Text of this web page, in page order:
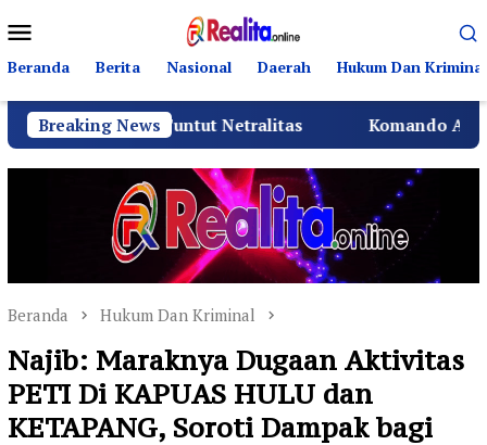
ke
kontenMobile
Beranda Berita Nasional Daerah Hukum Dan Kriminal
Breaking News
Tuntut Netralitas Komando Angkatan Laut I
Beranda Hukum Dan Kriminal
Najib: Maraknya Dugaan Aktivitas
PETI Di KAPUAS HULU dan
KETAPANG, Soroti Dampak bagi